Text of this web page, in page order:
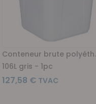
Conteneur brute polyéth.
106L gris - 1pc
127,58 €